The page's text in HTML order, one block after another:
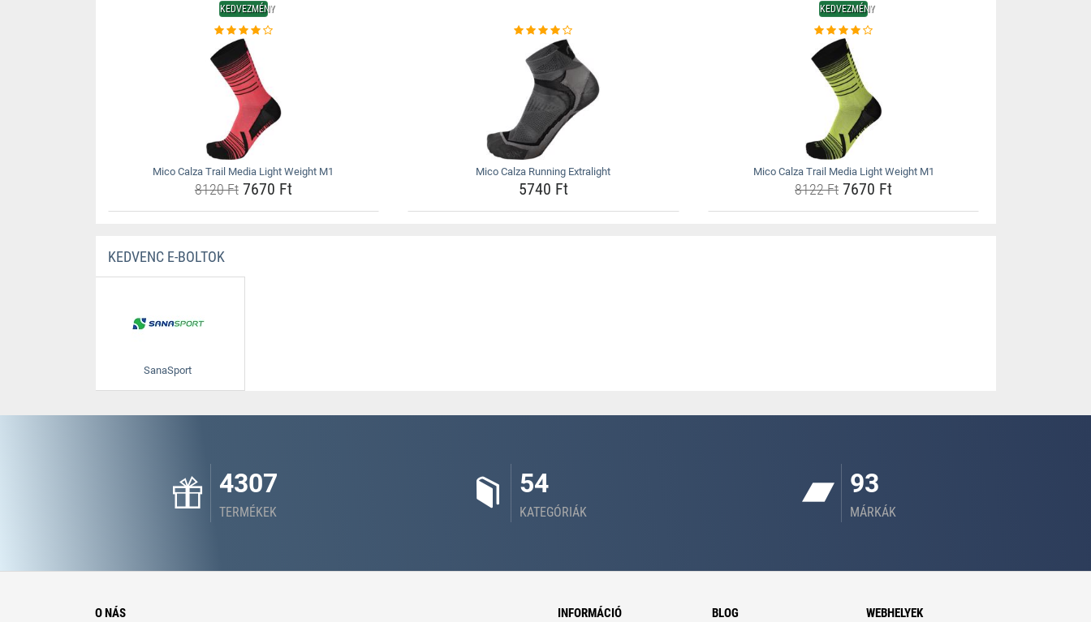
KEDVEZMÉNY
Mico Calza Trail Media Light Weight M1
8120 Ft7670 Ft
Mico Calza Running Extralight
5740 Ft
KEDVEZMÉNY
Mico Calza Trail Media Light Weight M1
8122 Ft 7670 Ft
KEDVENC E-BOLTOK
SanaSport
4307
TERMÉKEK
54
KATEGÓRIÁK
93
MÁRKÁK
O NÁS INFORMÁCIÓ BLOG WEBHELYEK